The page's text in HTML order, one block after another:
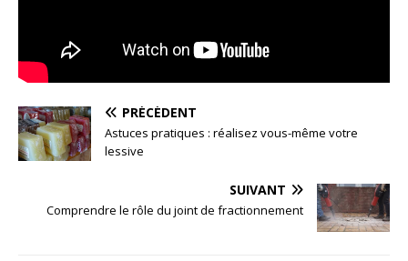
PRÉCÉDENT
Astuces pratiques : réalisez vous-même votre
lessive
SUIVANT
Comprendre le rôle du joint de fractionnement